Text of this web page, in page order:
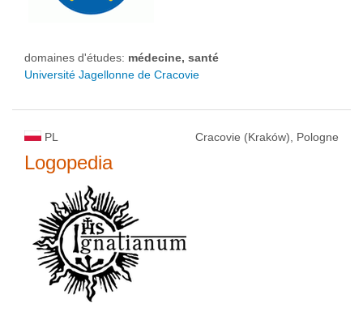
domaines d'études: médecine, santé
Université Jagellonne de Cracovie
PL Cracovie (Kraków), Pologne
Logopedia